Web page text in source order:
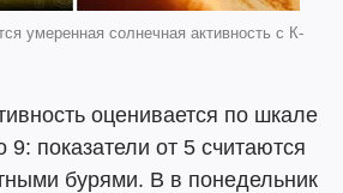
умеренная солнечная активность с К-
оценивается по шкале
9: показатели от 5 считаются
бурями. В в понедельник